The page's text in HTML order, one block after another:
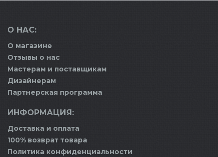
О НАС:
О магазине
Отзывы о нас
Мастерам и поставщикам
Дизайнерам
Партнерская программа
ИНФОРМАЦИЯ:
Доставка и оплата
100% возврат товара
Политика конфиденциальности